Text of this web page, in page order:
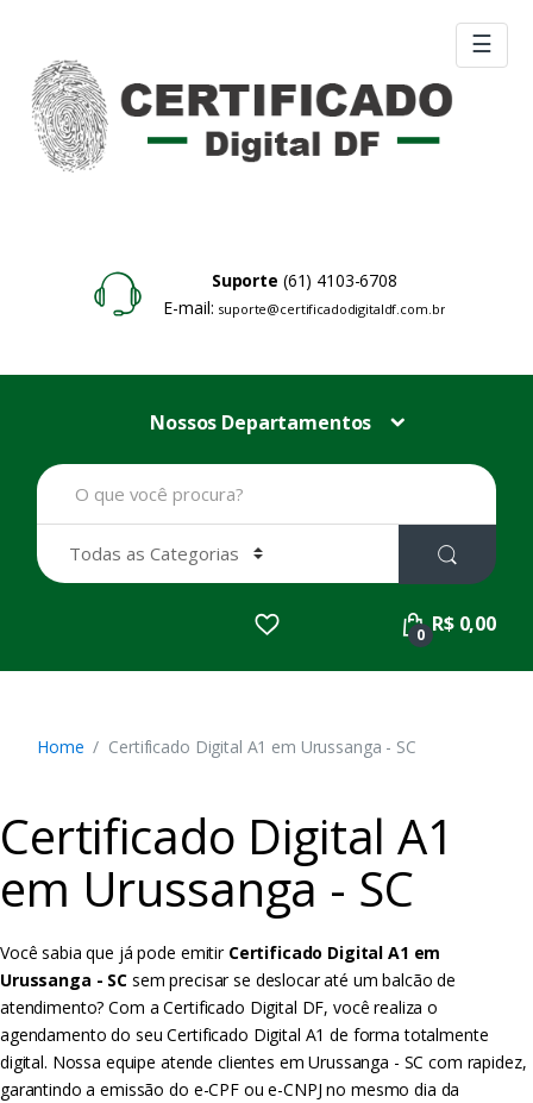
☰
Suporte (61) 4103-6708
E-mail: suporte@certificadodigitaldf.com.br
Nossos Departamentos
B
u
a
r
:
0 R$ 0,00
Home Certificado Digital A1 em Urussanga - SC
Certificado Digital A1
em Urussanga - SC
Você sabia que já pode emitir Certificado Digital A1 em
Urussanga - SC sem precisar se deslocar até um balcão de
atendimento? Com a Certificado Digital DF, você realiza o
agendamento do seu Certificado Digital A1 de forma totalmente
digital. Nossa equipe atende clientes em Urussanga - SC com rapidez,
garantindo a emissão do e-CPF ou e-CNPJ no mesmo dia da